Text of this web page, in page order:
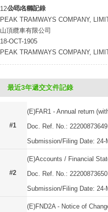
公司名稱記錄
12-JAN-1993
PEAK TRAMWAYS COMPANY,
山頂纜車有限公司
18-OCT-1905
PEAK TRAMWAYS COMPANY,
最近3年遞交文件記錄
#1
(E)FAR1 - Annual return
Doc. Ref. No.: 22200873649
Submission/Filing Date: 24-
#2
(E)Accounts / Financial
Doc. Ref. No.: 22200873650
Submission/Filing Date: 24-
(E)FND2A - Notice of